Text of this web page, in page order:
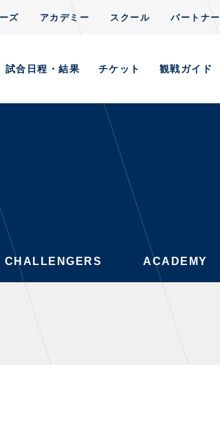
ズ アカデミー スクール パートナー
試合日程・結果 チケット 観戦ガイド
GAMES
試合日程・結果
ホームイベント情報
CHALLENGERS ACADEMY
CHALLENGERS ACADEMY